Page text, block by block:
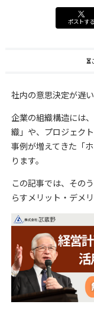
ポストする
社内の意思決定が遅
企業の組織構造には
織」や、プロジェク
事例が増えてきた「
ります。
この記事では、その
らすメリット・デメ